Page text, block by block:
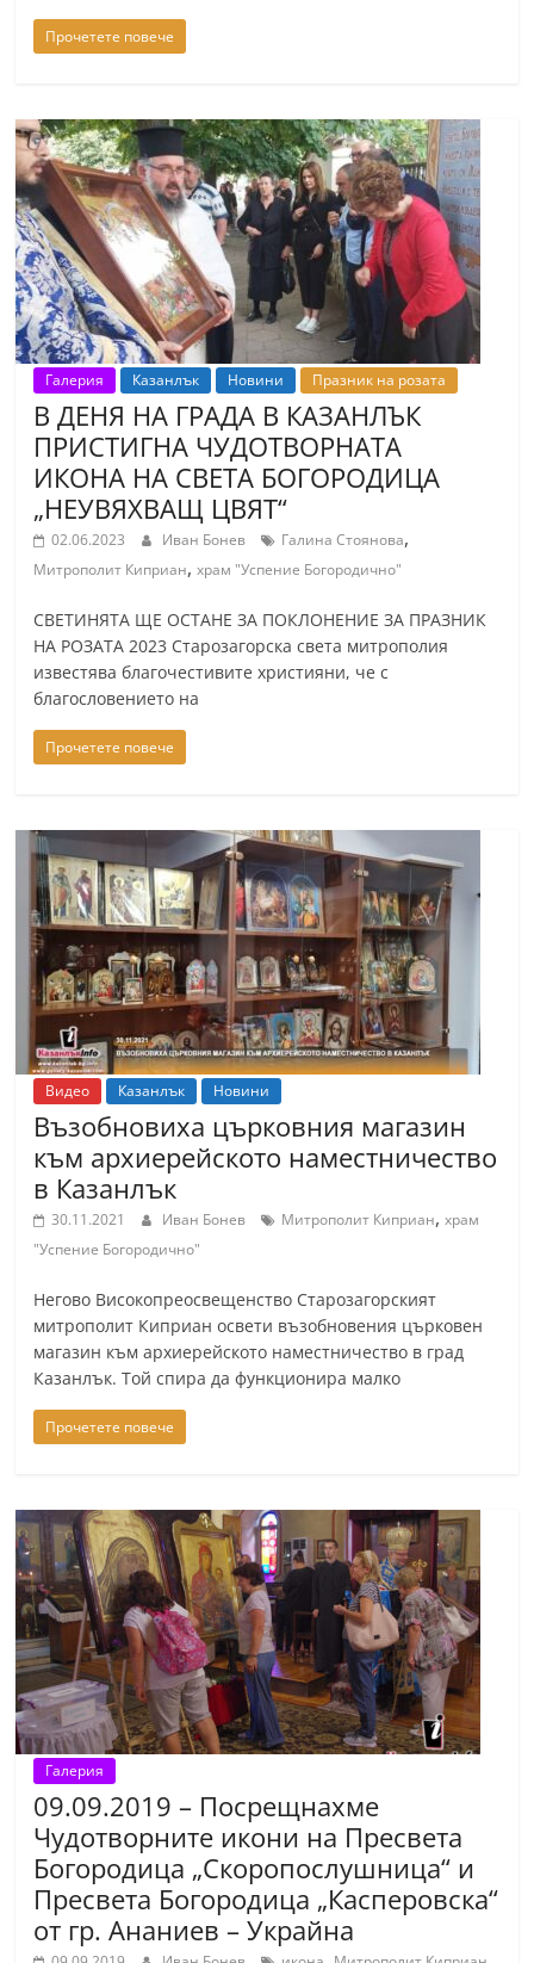
.
i
f
o
,
g
a
l
l
e
r
y
-
k
a
z
a
n
l
a
.
m
Прочетете повече
Галерия Казанлък Новини Празник на розата
В ДЕНЯ НА ГРАДА В КАЗАНЛЪК
ПРИСТИГНА ЧУДОТВОРНАТА
ИКОНА НА СВЕТА БОГОРОДИЦА
„НЕУВЯХВАЩ ЦВЯТ“
02.06.2023 Иван Бонев Галина Стоянова,
Митрополит Киприан,храм "Успение Богородично"
СВЕТИНЯТА ЩЕ ОСТАНЕ ЗА ПОКЛОНЕНИЕ ЗА ПРАЗНИК
НА РОЗАТА 2023 Старозагорска света митрополия
известява благочестивите християни, че с
благословението на
Прочетете повече
Видео Казанлък Новини
Възобновиха църковния магазин
към архиерейското наместничество
в Казанлък
30.11.2021 Иван Бонев Митрополит Киприан,храм
"Успение Богородично"
Негово Високопреосвещенство Старозагорският
митрополит Киприан освети възобновения църковен
магазин към архиерейското наместничество в град
Казанлък. Той спира да функционира малко
Прочетете повече
Галерия
09.09.2019 – Посрещнахме
Чудотворните икони на Пресвета
Богородица „Скоропослушница“ и
Пресвета Богородица „Касперовска“
от гр. Ананиев – Украйна